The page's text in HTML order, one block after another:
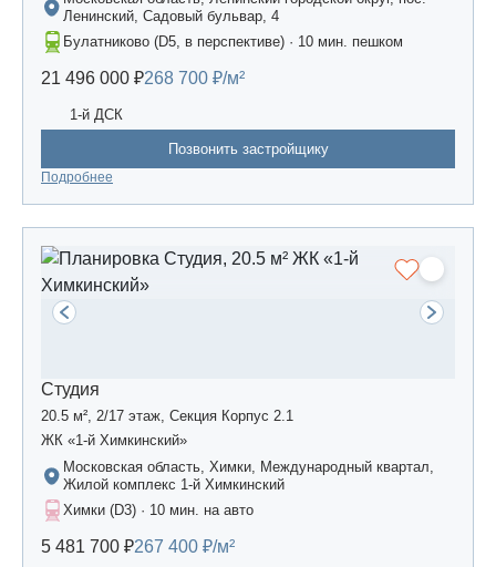
Ленинский, Садовый бульвар, 4
Булатниково (D5, в перспективе) · 10 мин. пешком
21 496 000 ₽268 700 ₽/м²
1-й ДСК
Позвонить застройщику
Подробнее
Студия
20.5 м², 2/17 этаж, Секция Корпус 2.1
ЖК «1-й Химкинский»
Московская область, Химки, Международный квартал,
Жилой комплекс 1-й Химкинский
Химки (D3) · 10 мин. на авто
5 481 700 ₽267 400 ₽/м²